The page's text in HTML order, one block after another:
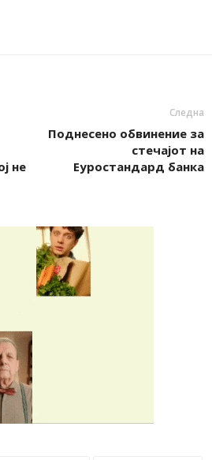
нe
Следна
Поднесено обвинение за
стечајот на
Еуростандард банка